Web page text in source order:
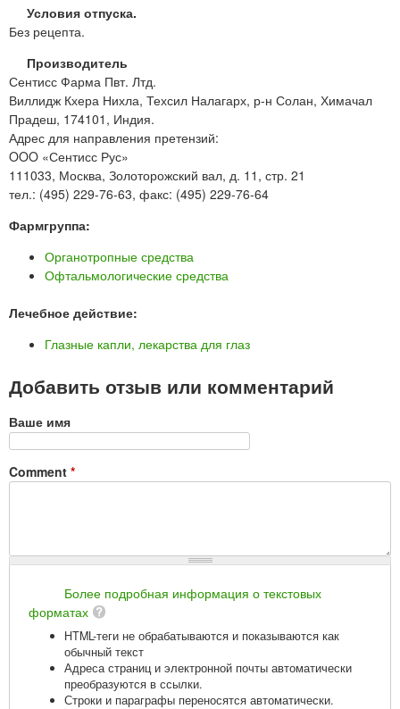
Условия отпуска.
Без рецепта.
Производитель
Сентисс Фарма Пвт. Лтд.
Виллидж Кхера Нихла, Техсил Налагарх, р-н Солан, Химачал
Прадеш, 174101, Индия.
Адрес для направления претензий:
OOO «Сентисс Рус»
111033, Москва, Золоторожский вал, д. 11, стр. 21
тел.: (495) 229-76-63, факс: (495) 229-76-64
Фармгруппа:
Органотропные средства
Офтальмологические средства
Лечебное действие:
Глазные капли, лекарства для глаз
Добавить отзыв или комментарий
Ваше имя
Comment *
Более подробная информация о текстовых
форматах
HTML-теги не обрабатываются и показываются как
обычный текст
Адреса страниц и электронной почты автоматически
преобразуются в ссылки.
Строки и параграфы переносятся автоматически.